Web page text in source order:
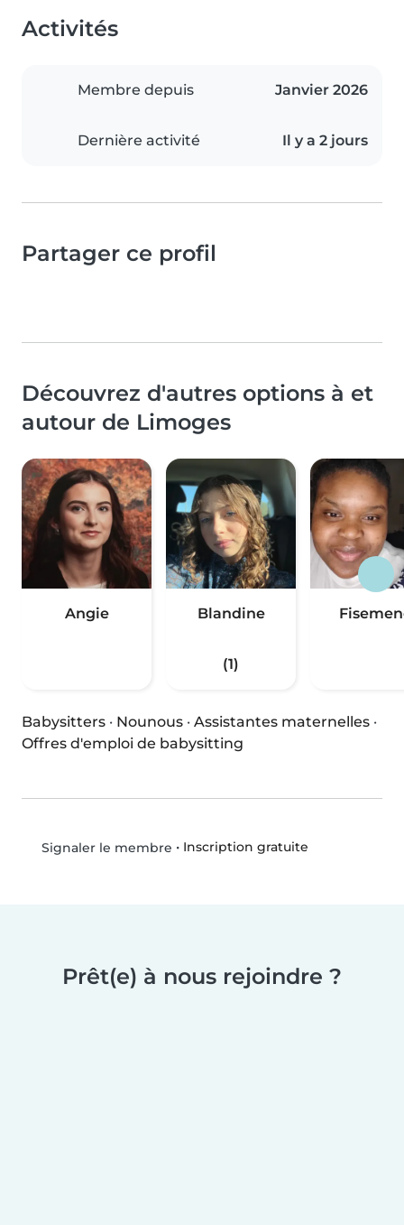
Activités
Membre depuis Janvier 2026
Dernière activité Il y a 2 jours
Partager ce profil
Découvrez d'autres options à et
autour de Limoges
Angie Blandine
(1)
Babysitters · Nounous · Assistantes maternelles ·
Offres d'emploi de babysitting
Signaler le membre • Inscription gratuite
Prêt(e) à nous rejoindre ?